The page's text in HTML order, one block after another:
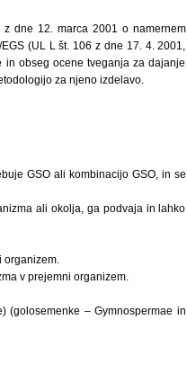
dne 12. marca 2001 o namernem
(UL L št. 106 z dne 17. 4. 2001,
in obseg ocene tveganja za dajanje
za njeno izdelavo.
GSO ali kombinacijo GSO, in se
ali okolja, ga podvaja in lahko
v prejemni organizem.
(golosemenke – Gymnospermae in